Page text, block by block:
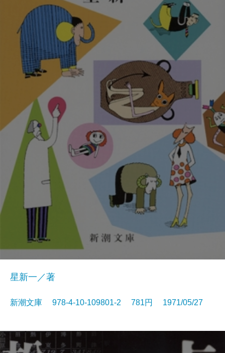
星新一／著
新潮文庫 978-4-10-109801-2 781円 1971/05/27